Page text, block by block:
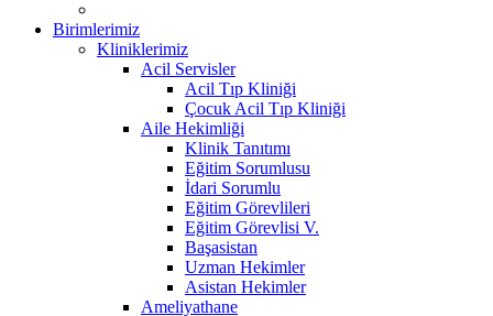
Birimlerimiz
Kliniklerimiz
Acil Servisler
Acil Tıp Kliniği
Çocuk Acil Tıp Kliniği
Aile Hekimliği
Klinik Tanıtımı
Eğitim Sorumlusu
İdari Sorumlu
Eğitim Görevlileri
Eğitim Görevlisi V.
Başasistan
Uzman Hekimler
Asistan Hekimler
Ameliyathane